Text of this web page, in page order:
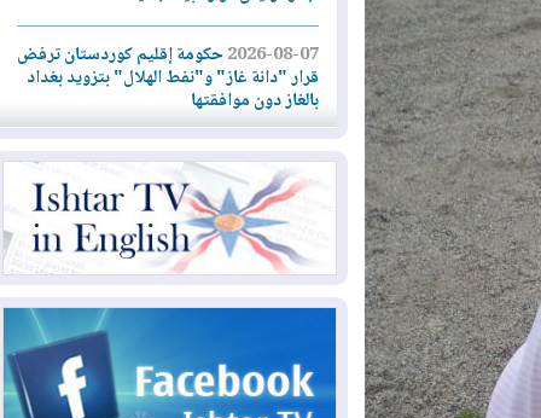
2026-08-07حكومة إقليم كوردستان ترفض
قرار "دانة غاز" و"نفط الهلال" بتزويد بغداد
بالغاز دون موافقتها
2026-08-07القوات المسلحة العراقية: خطة
أمنية لإجهاض هجمة محتملة على السعودية
2026-08-07الاستخبارات الأميركية: بوتين
قد يختبر تماسك الناتو بهجوم محدود
نيجيرفان بارزاني حول اجتماع
"إدارة الدولة": أكدنا دعم تنفيذ البرنامج
الحكومي وأهمية حصر السلاح